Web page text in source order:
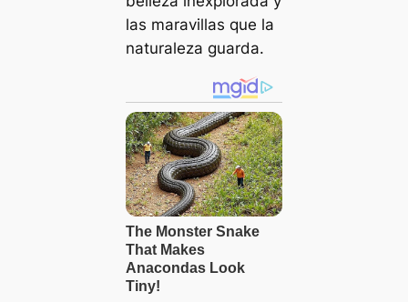
las maravillas que la
naturaleza guarda.